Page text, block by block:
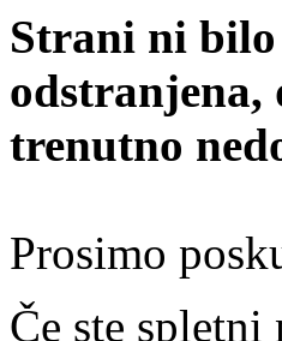
Strani ni
odstranjena,
trenutno
Prosimo
Če ste